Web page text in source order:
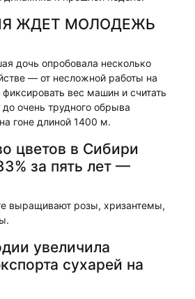
ЖДЕТ МОЛОДЕЖЬ
дочь опробовала несколько
— от несложной работы на
вес машин и считать
очень трудного обрыва
гоне длиной 1400 м.
цветов в Сибири
за пять лет —
выращивают розы, хризантемы,
увеличила
сухарей на